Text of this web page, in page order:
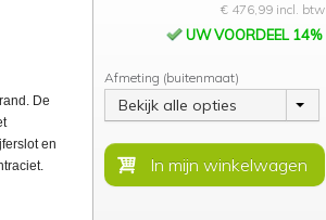
De
en
€ 476,99 incl. btw
UW VOORDEEL 14%
Afmeting (buitenmaat)
Bekijk alle opties